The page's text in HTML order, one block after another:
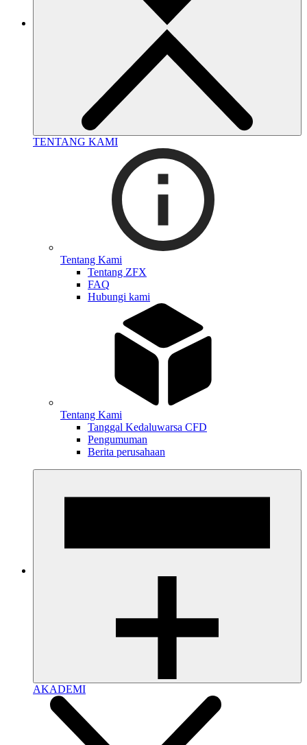
TENTANG KAMI
Tentang Kami
Tentang ZFX
FAQ
Hubungi kami
Tentang Kami
Tanggal Kedaluwarsa CFD
Pengumuman
Berita perusahaan
AKADEMI